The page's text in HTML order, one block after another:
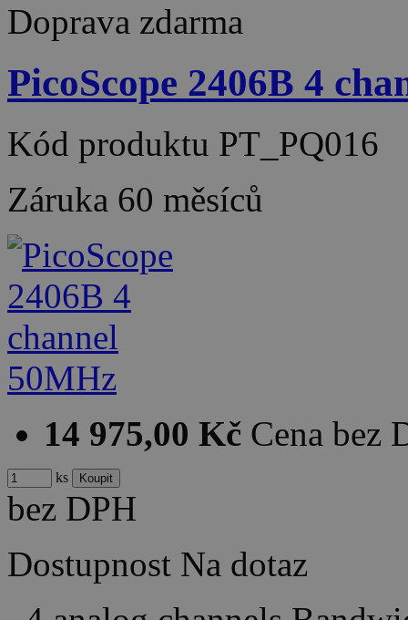
Doprava zdarma
PicoScope 2406B 4
Kód produktu PT_PQ016
Záruka 60 měsíců
14 975,00 Kč Cena bez
ks
bez DPH
Dostupnost Na dotaz